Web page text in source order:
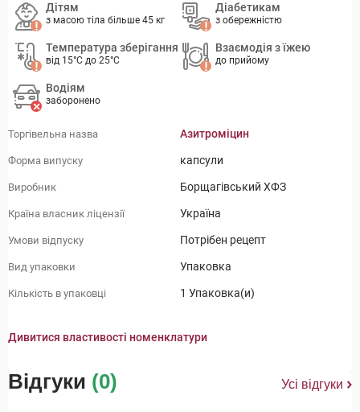
Дітям
з масою тіла більше 45 кг
Діабетикам
з обережністю
Температура зберігання
від 15°C до 25°C
Взаємодія з їжею
до прийому
Водіям
заборонено
Торгівельна назва Азитроміцин
Форма випуску капсули
Виробник Борщагівський ХФЗ
Країна власник ліцензії Україна
Умови відпуску Потрібен рецепт
Вид упаковки Упаковка
Кількість в упаковці 1 Упаковка(и)
Дивитися властивості номенклатури
Відгуки (0) Усі відгуки